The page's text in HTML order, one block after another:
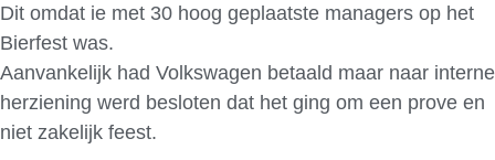
Dit omdat ie met 30 hoog geplaatste managers op het
Bierfest was.
Aanvankelijk had Volkswagen betaald maar naar interne
herziening werd besloten dat het ging om een prove en
niet zakelijk feest.